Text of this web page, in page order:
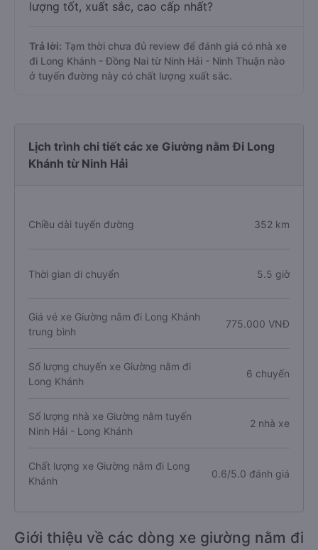
lượng tốt, xuất sắc, cao cấp nhất?
Trả lời: Tạm thời chưa đủ review để đánh giá có nhà xe
đi Long Khánh - Đồng Nai từ Ninh Hải - Ninh Thuận nào
ở tuyến đường này có chất lượng xuất sắc.
Lịch trình chi tiết các xe Giường nằm Đi Long
Khánh từ Ninh Hải
Chiều dài tuyến đường 352 km
Thời gian di chuyển 5.5 giờ
Giá vé xe Giường nằm đi Long Khánh
trung bình
775.000 VNĐ
Số lượng chuyến xe Giường nằm đi
Long Khánh
6 chuyến
Số lượng nhà xe Giường nằm tuyến
Ninh Hải - Long Khánh
2 nhà xe
Chất lượng xe Giường nằm đi Long
Khánh
0.6/5.0 đánh giá
Giới thiệu về các dòng xe giường nằm đi